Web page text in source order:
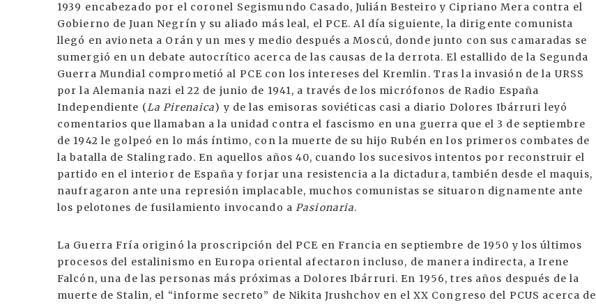
1939 encabezado por el coronel Segismundo Casado, Julián Besteiro y Cipriano Mera contra el
Gobierno de Juan Negrín y su aliado más leal, el PCE. Al día siguiente, la dirigente comunista
llegó en avioneta a Orán y un mes y medio después a Moscú, donde junto con sus camaradas se
sumergió en un debate autocrítico acerca de las causas de la derrota. El estallido de la Segunda
Guerra Mundial comprometió al PCE con los intereses del Kremlin. Tras la invasión de la URSS
por la Alemania nazi el 22 de junio de 1941, a través de los micrófonos de Radio España
Independiente (La Pirenaica) y de las emisoras soviéticas casi a diario Dolores Ibárruri leyó
comentarios que llamaban a la unidad contra el fascismo en una guerra que el 3 de septiembre
de 1942 le golpeó en lo más íntimo, con la muerte de su hijo Rubén en los primeros combates de
la batalla de Stalingrado. En aquellos años 40, cuando los sucesivos intentos por reconstruir el
partido en el interior de España y forjar una resistencia a la dictadura, también desde el maquis,
naufragaron ante una represión implacable, muchos comunistas se situaron dignamente ante
los pelotones de fusilamiento invocando aPasionaria.
La Guerra Fría originó la proscripción del PCE en Francia en septiembre de 1950 y los últimos
procesos del estalinismo en Europa oriental afectaron incluso, de manera indirecta, a Irene
Falcón, una de las personas más próximas a Dolores Ibárruri. En 1956, tres años después de la
muerte de Stalin, el “informe secreto” de Nikita Jrushchov en el XX Congreso del PCUS acerca de